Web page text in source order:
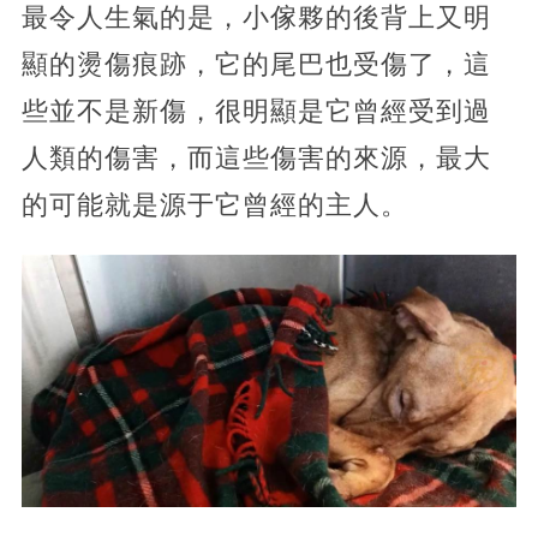
最令人生氣的是，小傢夥的後背上又明
顯的燙傷痕跡，它的尾巴也受傷了，這
些並不是新傷，很明顯是它曾經受到過
人類的傷害，而這些傷害的來源，最大
的可能就是源于它曾經的主人。